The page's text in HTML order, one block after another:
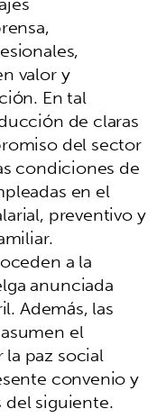
valor y
En tal
de claras
del sector
condiciones de
en el
preventivo y
a la
anunciada
Además, las
el
paz social
convenio y
siguiente.